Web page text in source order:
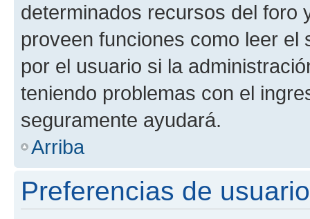
determinados recursos del foro
proveen funciones como leer el
por el usuario si la
teniendo problemas con el
seguramente ayudará.
Arriba
Preferencias de